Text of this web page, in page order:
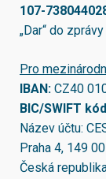
107-
„Dar“ do
Pro
IBAN: CZ40
BIC/SWIFT
Název účtu:
Praha 4, 149 00
Česká